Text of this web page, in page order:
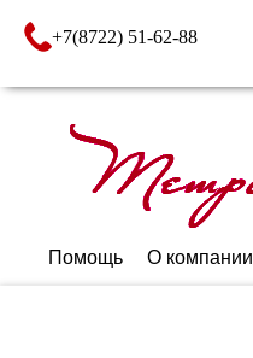
+7(8722) 51-62-88
Помощь О компании